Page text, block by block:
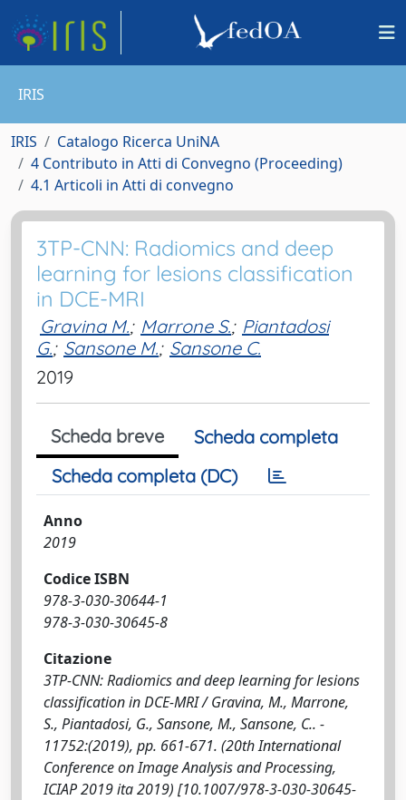
IRIS
IRIS
Catalogo Ricerca UniNA
4 Contributo in Atti di Convegno (Proceeding)
4.1 Articoli in Atti di convegno
3TP-CNN: Radiomics and deep
learning for lesions classification
in DCE-MRI
Gravina M.; Marrone S.; Piantadosi
G.; Sansone M.; Sansone C.
2019
Scheda breve
Scheda completa
Scheda completa (DC)
Anno
2019
Codice ISBN
978-3-030-30644-1
978-3-030-30645-8
Citazione
3TP-CNN: Radiomics and deep learning for lesions
classification in DCE-MRI / Gravina, M., Marrone,
S., Piantadosi, G., Sansone, M., Sansone, C.. -
11752:(2019), pp. 661-671. (20th International
Conference on Image Analysis and Processing,
ICIAP 2019 ita 2019) [10.1007/978-3-030-30645-